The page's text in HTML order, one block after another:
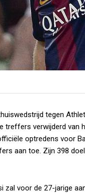
tegen
treffers verwijderd
optredens voor
aan toe. Zijn 398
zal voor de 27-jarige